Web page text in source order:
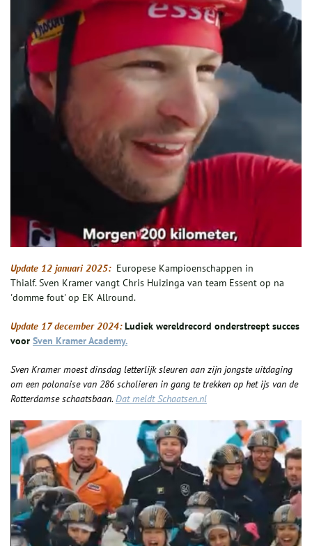
Update 12 januari 2025: Europese Kampioenschappen in
Thialf. Sven Kramer vangt Chris Huizinga van team Essent op na
'domme fout' op EK Allround.
Update 17 december 2024:Ludiek wereldrecord onderstreept succes
voor Sven Kramer Academy.
Sven Kramer moest dinsdag letterlijk sleuren aan zijn jongste uitdaging
om een polonaise van 286 scholieren in gang te trekken op het ijs van de
Rotterdamse schaatsbaan. Dat meldt Schaatsen.nl